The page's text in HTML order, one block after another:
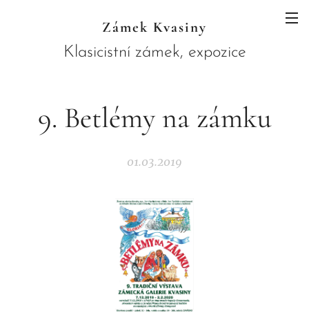
Zámek Kvasiny
Klasicistní zámek, expozice
9. Betlémy na zámku
01.03.2019